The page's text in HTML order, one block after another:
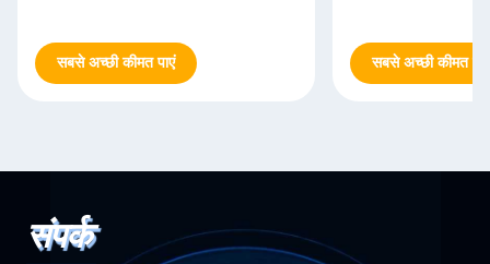
सबसे अच्छी कीमत पाएं सबसे अच्छी कीमत पाएं
संपर्क